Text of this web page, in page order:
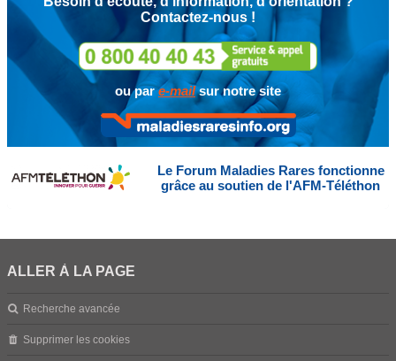
Contactez-nous !
ou pare-mailsur notre site
Le Forum Maladies Rares fonctionne
grâce au soutien de l'AFM-Téléthon
ALLER À LA PAGE
Recherche avancée
Supprimer les cookies